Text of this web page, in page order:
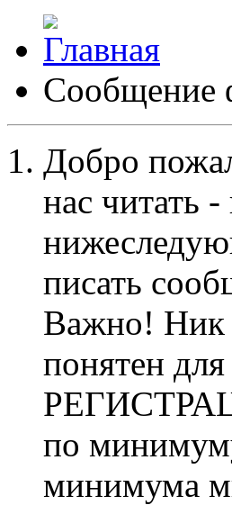
Сообщение
Добро
нас читать
писать
Важно! Ник
понятен
по
минимума